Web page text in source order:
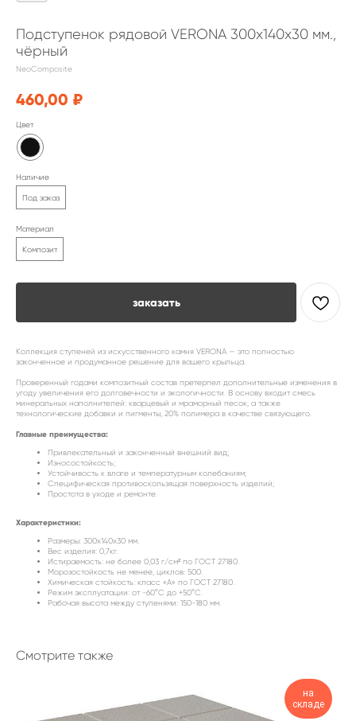
Подступенок рядовой VERONA 300х140х30 мм.,
чёрный
NeoComposite
460,00 ₽
Цвет
Наличие
Под заказ
Материал
Композит
заказать
Коллекция ступеней из искусственного камня VERONA — это полностью
законченное и продуманное решение для вашего крыльца.
Проверенный годами композитный состав претерпел дополнительные изменения в
угоду увеличения его долговечности и экологичности. В основу входит смесь
минеральных наполнителей: кварцевый и мраморный песок, а также
технологические добавки и пигменты, 20% полимера в качестве связующего.
Главные преимущества:
Привлекательный и законченный внешний вид;
Износостойкость;
Устойчивость к влаге и температурным колебаниям;
Специфическая противоскользящая поверхность изделий;
Простота в уходе и ремонте.
Характеристики:
Размеры: 300х140х30 мм.
Вес изделия: 0,7кг.
Истираемость: не более 0,03 г/см² по ГОСТ 27180.
Морозостойкость не менее, циклов: 500.
Химическая стойкость: класс «А» по ГОСТ 27180.
Режим эксплуатации: от -60°С до +50°С.
Рабочая высота между ступенями: 150-180 мм.
Смотрите также
на
складе